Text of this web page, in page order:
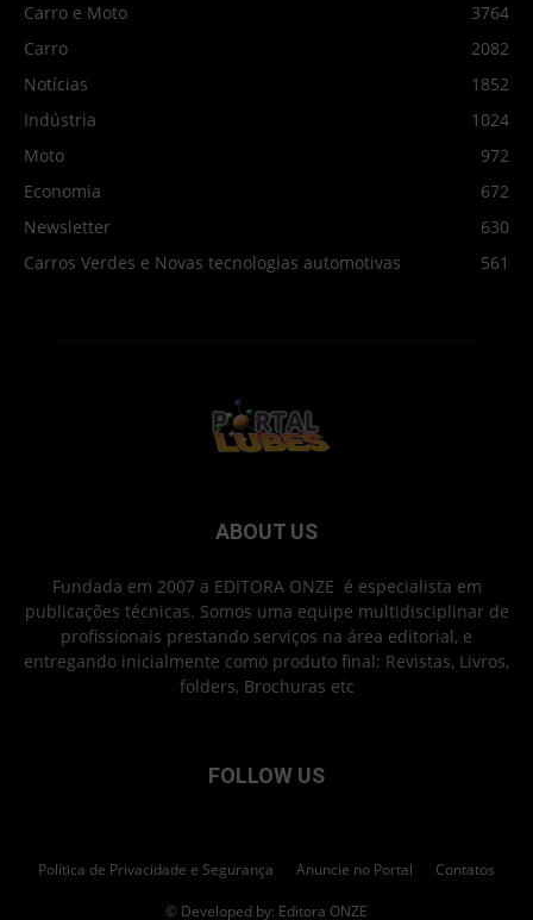
Carro e Moto
3764
Carro
2082
Notícias
1852
Indústria
1024
Moto
972
Economia
672
Newsletter
630
Carros Verdes e Novas tecnologias automotivas
561
ABOUT US
Fundada em 2007 a EDITORA ONZE é especialista em
publicações técnicas. Somos uma equipe multidisciplinar de
profissionais prestando serviços na área editorial, e
entregando inicialmente como produto final: Revistas, Livros,
folders, Brochuras etc
FOLLOW US
Política de Privacidade e Segurança Anuncie no Portal Contatos
© Developed by: Editora ONZE